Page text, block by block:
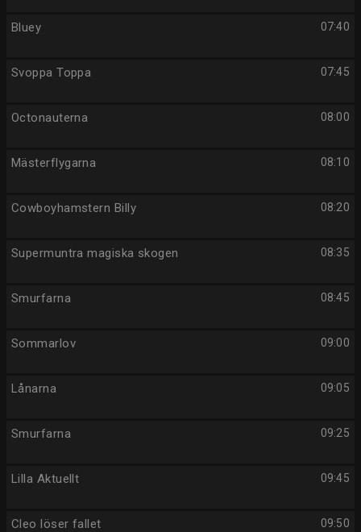
07:40
Bluey
07:45
Svoppa Toppa
08:00
Octonauterna
08:10
Mästerflygarna
08:20
Cowboyhamstern Billy
08:35
Supermuntra magiska skogen
08:45
Smurfarna
09:00
Sommarlov
09:05
Lånarna
09:25
Smurfarna
09:45
Lilla Aktuellt
09:50
Cleo löser fallet